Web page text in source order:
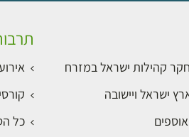
קהילות ישראל במזרח
ישראל ויישובה
כל